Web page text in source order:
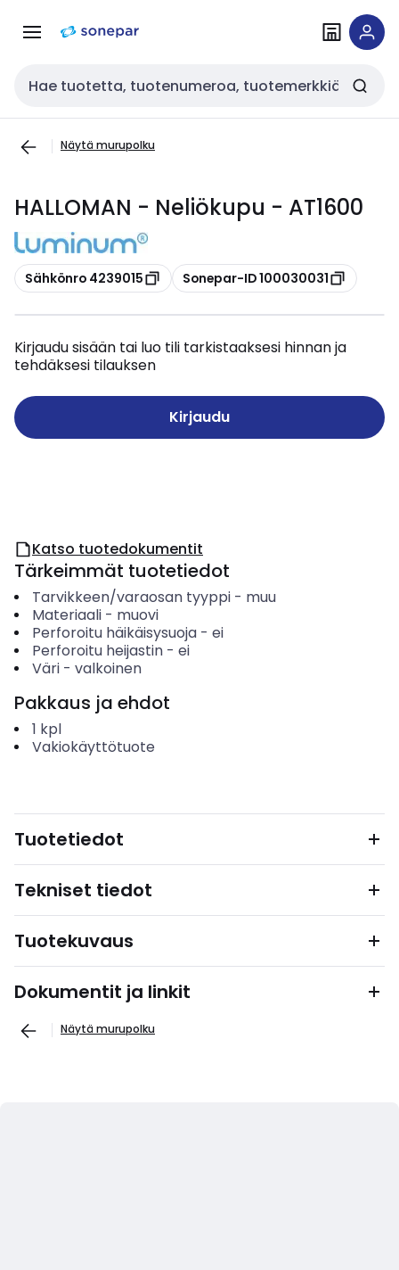
navigointiinsisältöön
Haku
Näytä murupolku
HALLOMAN - Neliökupu - AT1600
Kopioi
Sähkönro 4239015 Kopioi
Sonepar-ID 100030031
Kirjaudu sisään tai luo tili tarkistaaksesi hinnan ja
tehdäksesi tilauksen
Kirjaudu
Katso tuotedokumentit
Tärkeimmät tuotetiedot
Tarvikkeen/varaosan tyyppi- muu
Materiaali- muovi
Perforoitu häikäisysuoja- ei
Perforoitu heijastin- ei
Väri- valkoinen
Pakkaus ja ehdot
1 kpl
Vakiokäyttötuote
Tuotetiedot
Tekniset tiedot
Tuotekuvaus
Dokumentit ja linkit
Näytä murupolku